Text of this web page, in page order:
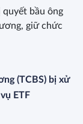
bầu ông
giữ chức
(TCBS) bị xử
ETF